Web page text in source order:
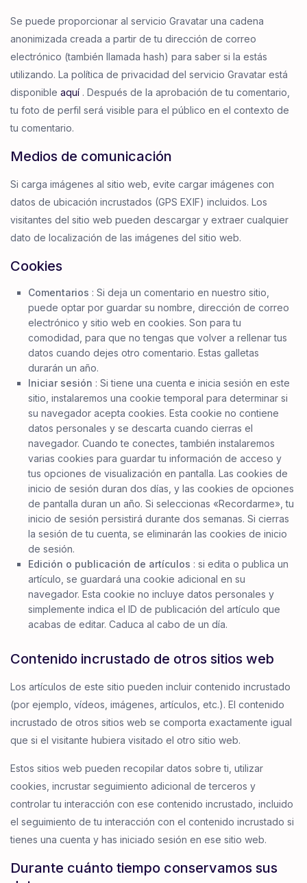
Se puede proporcionar al servicio Gravatar una cadena
anonimizada creada a partir de tu dirección de correo
electrónico (también llamada hash) para saber si la estás
utilizando. La política de privacidad del servicio Gravatar está
disponibleaquí . Después de la aprobación de tu comentario,
tu foto de perfil será visible para el público en el contexto de
tu comentario.
Medios de comunicación
Si carga imágenes al sitio web, evite cargar imágenes con
datos de ubicación incrustados (GPS EXIF) incluidos. Los
visitantes del sitio web pueden descargar y extraer cualquier
dato de localización de las imágenes del sitio web.
Cookies
Comentarios : Si deja un comentario en nuestro sitio,
puede optar por guardar su nombre, dirección de correo
electrónico y sitio web en cookies. Son para tu
comodidad, para que no tengas que volver a rellenar tus
datos cuando dejes otro comentario. Estas galletas
durarán un año.
Iniciar sesión : Si tiene una cuenta e inicia sesión en este
sitio, instalaremos una cookie temporal para determinar si
su navegador acepta cookies. Esta cookie no contiene
datos personales y se descarta cuando cierras el
navegador. Cuando te conectes, también instalaremos
varias cookies para guardar tu información de acceso y
tus opciones de visualización en pantalla. Las cookies de
inicio de sesión duran dos días, y las cookies de opciones
de pantalla duran un año. Si seleccionas «Recordarme», tu
inicio de sesión persistirá durante dos semanas. Si cierras
la sesión de tu cuenta, se eliminarán las cookies de inicio
de sesión.
Edición o publicación de artículos : si edita o publica un
artículo, se guardará una cookie adicional en su
navegador. Esta cookie no incluye datos personales y
simplemente indica el ID de publicación del artículo que
acabas de editar. Caduca al cabo de un día.
Contenido incrustado de otros sitios web
Los artículos de este sitio pueden incluir contenido incrustado
(por ejemplo, vídeos, imágenes, artículos, etc.). El contenido
incrustado de otros sitios web se comporta exactamente igual
que si el visitante hubiera visitado el otro sitio web.
Estos sitios web pueden recopilar datos sobre ti, utilizar
cookies, incrustar seguimiento adicional de terceros y
controlar tu interacción con ese contenido incrustado, incluido
el seguimiento de tu interacción con el contenido incrustado si
tienes una cuenta y has iniciado sesión en ese sitio web.
Durante cuánto tiempo conservamos sus